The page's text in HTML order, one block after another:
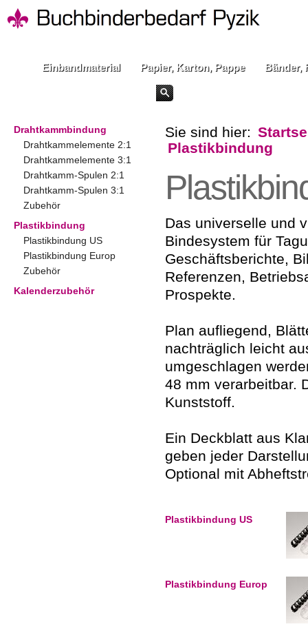
Einbandmaterial Papier, Karton, Pappe Bänder,
Drahtkammbindung
Drahtkammelemente 2:1
Drahtkammelemente 3:1
Drahtkamm-Spulen 2:1
Drahtkamm-Spulen 3:1
Zubehör
Plastikbindung
Plastikbindung US
Plastikbindung Europ
Zubehör
Kalenderzubehör
Sie sind hier:
Plastikbindung
Das universelle und
Bindesystem für
Geschäftsberichte,
Referenzen,
Prospekte.
Plan aufliegend,
nachträglich leicht
umgeschlagen
48 mm verarbeitbar.
Kunststoff.
Ein Deckblatt aus
geben jeder
Optional mit
Plastikbindung US
Plastikbindung Europ